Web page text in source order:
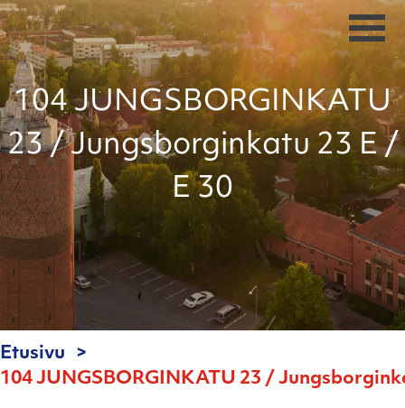
104 JUNGSBORGINKATU
23 / Jungsborginkatu 23 E /
E 30
Etusivu
104 JUNGSBORGINKATU 23 /